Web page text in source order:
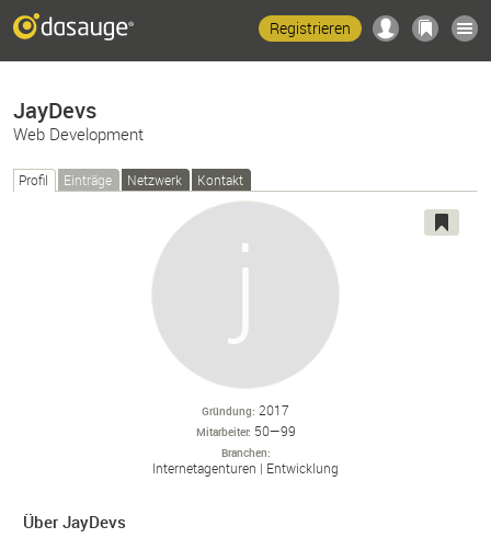
Registrieren
JayDevs
Web Development
Profil Einträge Netzwerk Kontakt
Gründung 2017
Mitarbeiter 50—99
Branchen
Internetagenturen Entwicklung
Über JayDevs